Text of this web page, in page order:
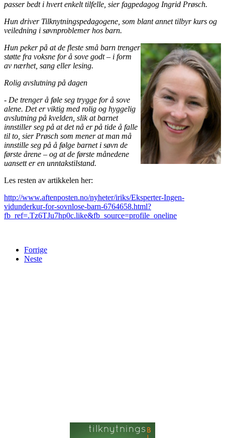
passer bedt i hvert enkelt tilfelle, sier fagpedagog Ingrid Prøsch.
Hun driver Tilknytningspedagogene, som blant annet tilbyr kurs og
veiledning i søvnproblemer hos barn.
Hun peker på at de fleste små barn trenger
støtte fra voksne for å sove godt – i form
av nærhet, sang eller lesing.
Rolig avslutning på dagen
- De trenger å føle seg trygge for å sove
alene. Det er viktig med rolig og hyggelig
avslutning på kvelden, slik at barnet
innstiller seg på at det nå er på tide å falle
til to, sier Prøsch som mener at man må
innstille seg på å følge barnet i søvn de
første årene – og at de første månedene
uansett er en unntakstilstand.
Les resten av artikkelen her:
http://www.aftenposten.no/nyheter/iriks/Eksperter-Ingen-
vidunderkur-for-sovnlose-barn-6764658.html?
fb_ref=.Tz6TJu7hp0c.like&fb_source=profile_oneline
Forrige
Neste